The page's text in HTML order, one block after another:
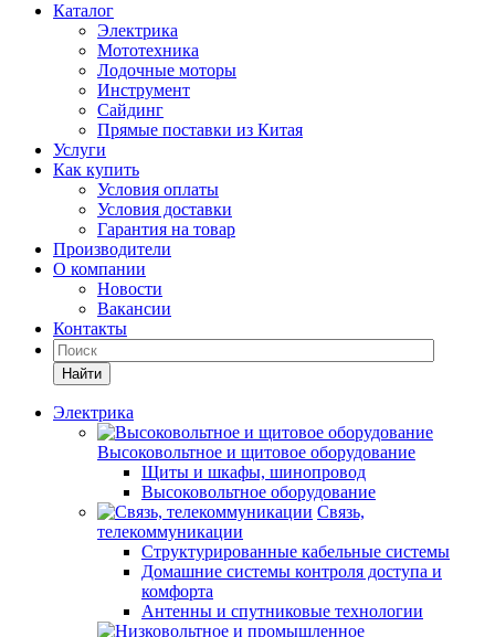
Каталог
Электрика
Мототехника
Лодочные моторы
Инструмент
Сайдинг
Прямые поставки из Китая
Услуги
Как купить
Условия оплаты
Условия доставки
Гарантия на товар
Производители
О компании
Новости
Вакансии
Контакты
Найти
Электрика
Высоковольтное и щитовое оборудование
Щиты и шкафы, шинопровод
Высоковольтное оборудование
Связь,
телекоммуникации
Структурированные кабельные системы
Домашние системы контроля доступа и
комфорта
Антенны и спутниковые технологии